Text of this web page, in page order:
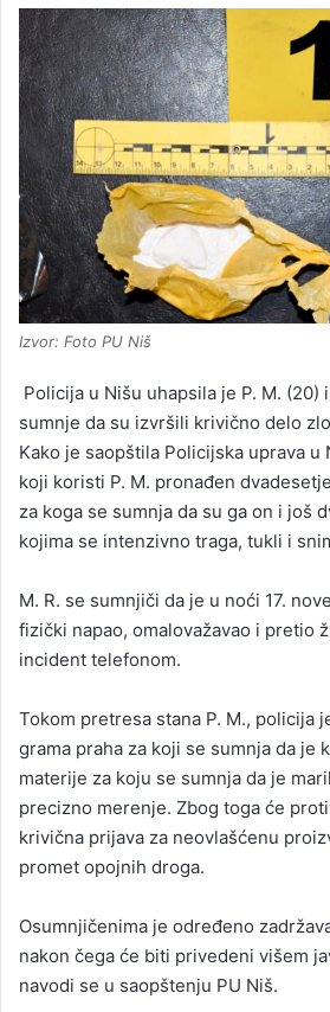
Izvor: Foto PU Niš
Policija u Nišu uhapsila je P. M. (20)
sumnje da su izvršili krivično delo
Kako je saopštila Policijska uprava u
koji koristi P. M. pronađen
za koga se sumnja da su ga on i još
kojima se intenzivno traga, tukli i
M. R. se sumnjiči da je u noći 17.
fizički napao, omalovažavao i pretio
incident telefonom.
Tokom pretresa stana P. M., policija
grama praha za koji se sumnja da je
materije za koju se sumnja da je
precizno merenje. Zbog toga će
krivična prijava za neovlašćenu
promet opojnih droga.
Osumnjičenima je određeno
nakon čega će biti privedeni višem
navodi se u saopštenju PU Niš.